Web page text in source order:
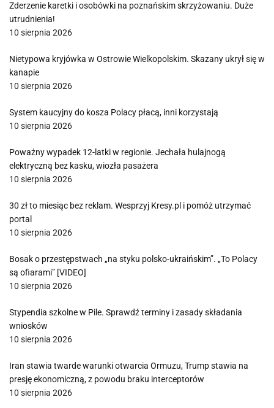
Zderzenie karetki i osobówki na poznańskim skrzyżowaniu. Duże
utrudnienia!
10 sierpnia 2026
Nietypowa kryjówka w Ostrowie Wielkopolskim. Skazany ukrył się w
kanapie
10 sierpnia 2026
System kaucyjny do kosza Polacy płacą, inni korzystają
10 sierpnia 2026
Poważny wypadek 12-latki w regionie. Jechała hulajnogą
elektryczną bez kasku, wiozła pasażera
10 sierpnia 2026
30 zł to miesiąc bez reklam. Wesprzyj Kresy.pl i pomóż utrzymać
portal
10 sierpnia 2026
Bosak o przestępstwach „na styku polsko-ukraińskim”. „To Polacy
są ofiarami” [VIDEO]
10 sierpnia 2026
Stypendia szkolne w Pile. Sprawdź terminy i zasady składania
wniosków
10 sierpnia 2026
Iran stawia twarde warunki otwarcia Ormuzu, Trump stawia na
presję ekonomiczną, z powodu braku interceptorów
10 sierpnia 2026